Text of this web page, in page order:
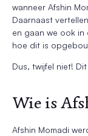
wanneer Afshin
Daarnaast
en gaan we ook in
hoe dit is
Dus, twijfel niet!
Wie is
Afshin Momadi